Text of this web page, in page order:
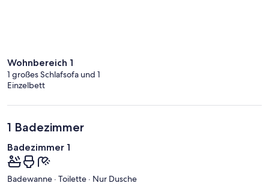
Wohnbereich 1
1 großes Schlafsofa und 1
Einzelbett
1 Badezimmer
Badezimmer 1
Badewanne · Toilette · Nur Dusche